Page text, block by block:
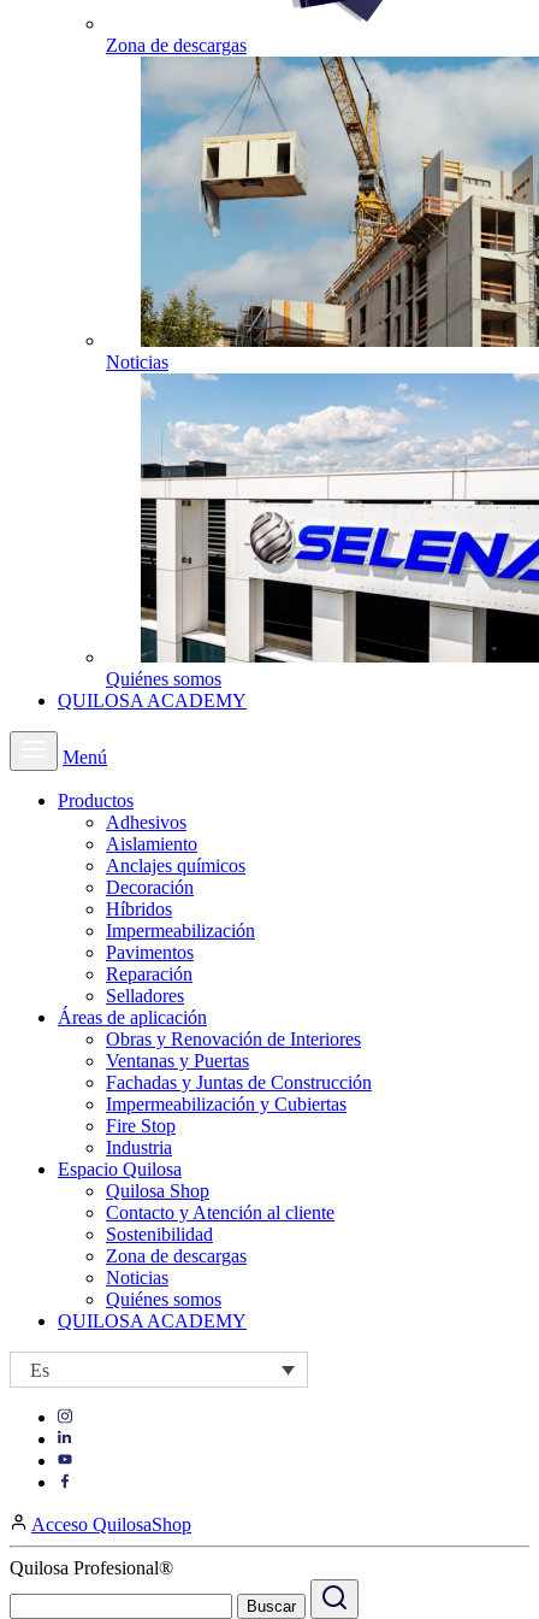
Zona de descargas
Noticias
Quiénes somos
QUILOSA ACADEMY
Menú
Productos
Adhesivos
Aislamiento
Anclajes químicos
Decoración
Híbridos
Impermeabilización
Pavimentos
Reparación
Selladores
Áreas de aplicación
Obras y Renovación de Interiores
Ventanas y Puertas
Fachadas y Juntas de Construcción
Impermeabilización y Cubiertas
Fire Stop
Industria
Espacio Quilosa
Quilosa Shop
Contacto y Atención al cliente
Sostenibilidad
Zona de descargas
Noticias
Quiénes somos
QUILOSA ACADEMY
Es
Visit
https://www.instagram.com/quilosa_selena/
Visit
our
Visit
page
https://www.facebook.com/QuilosaSelenaIberia/
page
Acceso QuilosaShop
Quilosa Profesional®